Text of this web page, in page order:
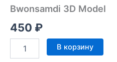
Bwonsamdi 3D Model
450 ₽
товара
В корзину